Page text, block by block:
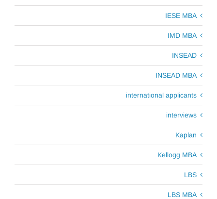
IESE MBA
IMD MBA
INSEAD
INSEAD MBA
international applicants
interviews
Kaplan
Kellogg MBA
LBS
LBS MBA